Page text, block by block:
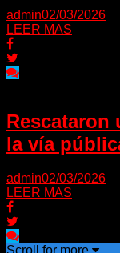
admin02/03/2026
LEER MAS
Rescataron
la vía
admin02/03/2026
LEER MAS